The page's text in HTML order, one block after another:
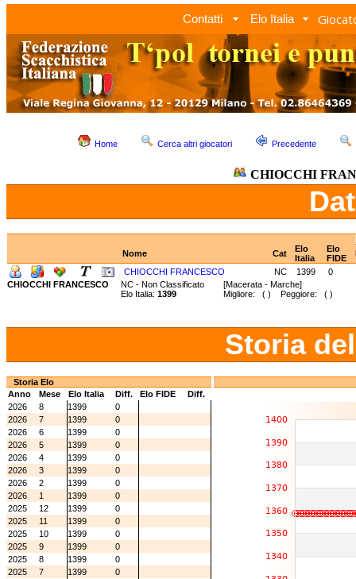
Contatti Elo Italia
Home Cerca altri giocatori Precedente
CHIOCCHI
Nome Cat
Elo
Italia
Elo
FIDE
CHIOCCHI FRANCESCO
NC 1399
0
CHIOCCHI FRANCESCO
NC - Non Classificato [Macerata - Marche]
Elo Italia: 1399 Migliore: ( ) Peggiore: ( )
Storia
Storia Elo
Anno
Mese Elo Italia Diff. Elo FIDE
Diff.
2026
8 1399
0
2026
7 1399
0
2026
6 1399
0
2026
5 1399
0
2026
4 1399
0
2026
3 1399
0
2026
2 1399
0
2026
1 1399
0
2025
12 1399
0
2025
11 1399
0
2025
10 1399
0
2025
9 1399
0
2025
8 1399
0
2025
7 1399
0